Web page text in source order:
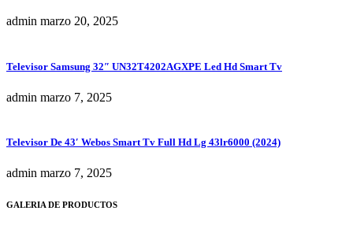
admin marzo 20, 2025
Televisor Samsung 32″ UN32T4202AGXPE Led Hd Smart Tv
admin marzo 7, 2025
Televisor De 43′ Webos Smart Tv Full Hd Lg 43lr6000 (2024)
admin marzo 7, 2025
GALERIA DE PRODUCTOS